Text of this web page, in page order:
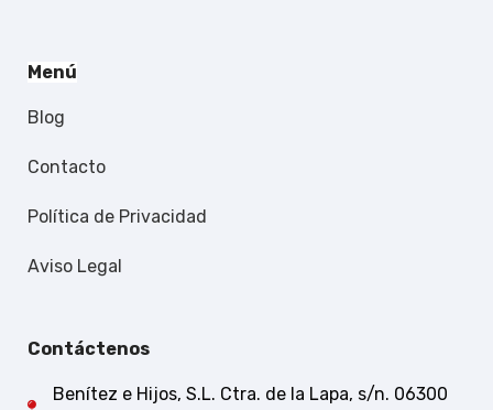
Menú
Blog
Contacto
Política de Privacidad
Aviso Legal
Contáctenos
Benítez e Hijos, S.L. Ctra. de la Lapa, s/n. 06300